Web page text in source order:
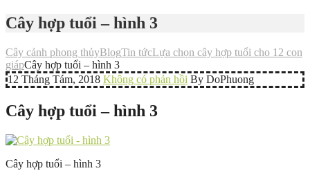
Cây hợp tuổi – hình 3
Cây cảnh phong thủyBlogTin tứcLựa chọn cây hợp tuổi cho 12 con
giápCây hợp tuổi – hình 3
12 Tháng Tám, 2018 Không có phản hồi By DoPhuong
Cây hợp tuổi – hình 3
Cây hợp tuổi – hình 3